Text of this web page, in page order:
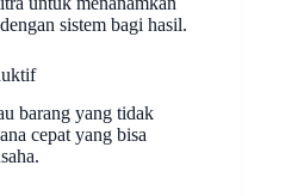
sistem bagi hasil.
barang yang tidak
cepat yang bisa